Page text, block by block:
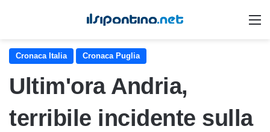
Cronaca Italia Cronaca Puglia
Ultim'ora Andria,
terribile incidente sulla